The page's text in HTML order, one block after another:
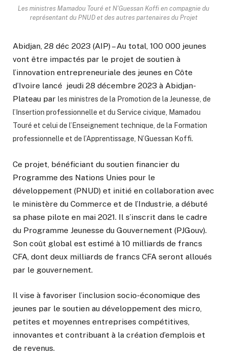
Les ministres Mamadou Touré et N'Guessan Koffi en compagnie du
représentant du PNUD et des autres partenaires du Projet
Abidjan, 28 déc 2023 (AIP) – Au total, 100 000 jeunes
vont être impactés par le projet de soutien à
l’innovation entrepreneuriale des jeunes en Côte
d’Ivoire lancé jeudi 28 décembre 2023 à Abidjan-
Plateau par les ministres de la Promotion de la Jeunesse, de
l’Insertion professionnelle et du Service civique, Mamadou
Touré et celui de l’Enseignement technique, de la Formation
professionnelle et de l’Apprentissage, N’Guessan Koffi.
Ce projet, bénéficiant du soutien financier du
Programme des Nations Unies pour le
développement (PNUD) et initié en collaboration avec
le ministère du Commerce et de l’Industrie, a débuté
sa phase pilote en mai 2021. Il s’inscrit dans le cadre
du Programme Jeunesse du Gouvernement (PJGouv).
Son coût global est estimé à 10 milliards de francs
CFA, dont deux milliards de francs CFA seront alloués
par le gouvernement.
Il vise à favoriser l’inclusion socio-économique des
jeunes par le soutien au développement des micro,
petites et moyennes entreprises compétitives,
innovantes et contribuant à la création d’emplois et
de revenus.